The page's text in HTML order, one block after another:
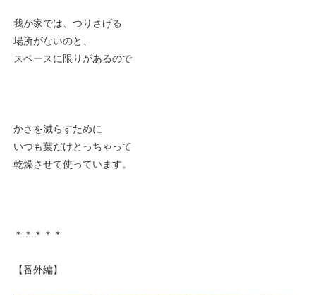
我が家では、つりさげる
場所がないのと、
スペースに限りがあるので
かさを減らすために
いつも葉だけとっちゃって
乾燥させて使っています。
＊＊＊＊＊
【番外編】